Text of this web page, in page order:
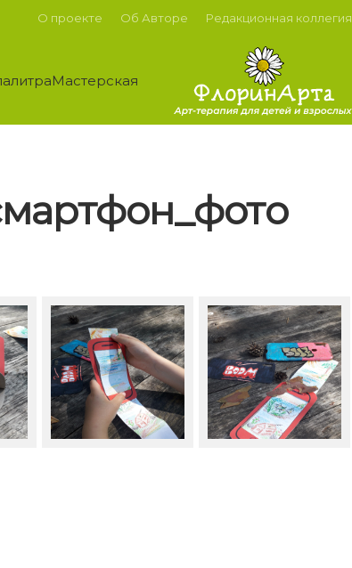
О проекте Об Авторе Редакционная коллегия
Мастерская